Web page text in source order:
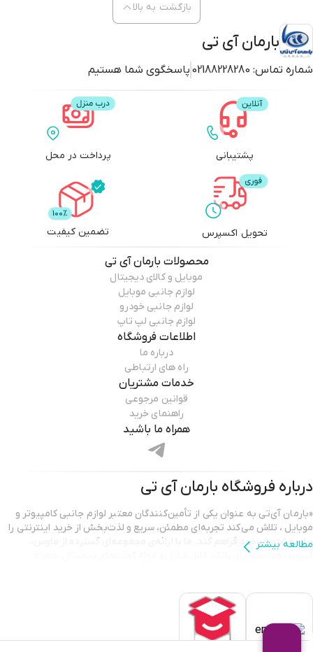
بارمان آی تی
شماره تماس: 02188228280 پاسخگوی شما هستیم
بازگشت به بالا
پشتیبانی پرداخت در محل
تحویل اکسپرس تضمین کیفیت
محصولات بارمان آی تی
موبایل و کالای دیجیتال
لوازم جانبی موبایل
لوازم جانبی خودرو
لوازم جانبی لپ تاپ
اطلاعات فروشگاه
درباره ما
راه های ارتباطی
خدمات مشتریان
قوانین مرجوعی
راهنمای خرید
همراه ما باشید
درباره فروشگاه بارمان آی تی
«بارمان آی‌تی به عنوان یکی از تأمین‌کنندگان معتبر لوازم جانبی کامپیوتر و
موبایل ، تلاش می‌کند تجربه‌ای مطمئن، سریع و لذت‌بخش از خرید اینترنتی را
برای مشتریان خود فراهم کند. ما با ارائه‌ی مجموعه‌ای گسترده از ماوس،
کیبورد، هدست، پاوربانک، کابل شارژ ،و انواع گجت‌های دیجیتال، همراه
تمامی محصولات ارائه شده در بارمان آی‌تی دارای اصالت و گارانتی معتبر
هستند تا مشتریان با اطمینان کامل خرید کنند. تیم پشتیبانی ما نیز همیشه
آماده‌ی پاسخگویی و راهنمایی است تا شما بهترین انتخاب را متناسب با نیاز
خود داشته باشید. انتخاب بارمان آی‌تی یعنی انتخاب کیفیت، قیمت مناسب و
مطالعه بیشتر